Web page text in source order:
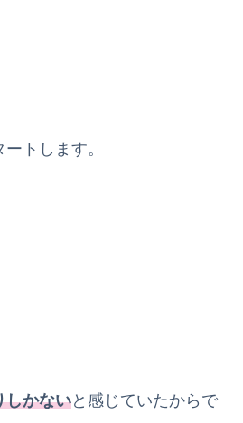
ートします。
しかないと感じていたからで